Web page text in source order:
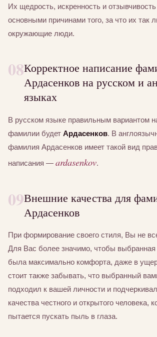
Их щедрость, искренность и
основными причинами того, за что их так
окружающие люди.
08Корректное написание
Ардасенков на русском и
языках
В русском языке правильным вариантом
фамилии будет Ардасенков. В
фамилия Ардасенков имеет такой вид
написания — ardasenkov.
09Внешние качества для
Ардасенков
При формирование своего стиля, Вы не
Для Вас более значимо, чтобы
была максимально комфорта, даже в
стоит также забывать, что выбранный
подходил к вашей личности и
качества честного и открытого человека,
пытается пускать пыль в глаза.